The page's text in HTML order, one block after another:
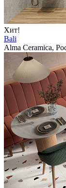
Хит!
Bali
Alma Ceramica,